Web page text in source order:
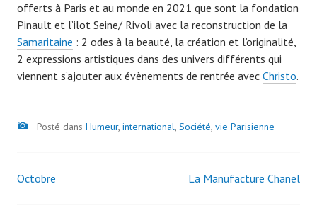
offerts à Paris et au monde en 2021 que sont la fondation
Pinault et l’ilot Seine/ Rivoli avec la reconstruction de la
Samaritaine : 2 odes à la beauté, la création et l’originalité,
2 expressions artistiques dans des univers différents qui
viennent s’ajouter aux évènements de rentrée avec Christo.
Image
Posté dans Humeur, international, Société, vie Parisienne
Navigation
Octobre La Manufacture Chanel